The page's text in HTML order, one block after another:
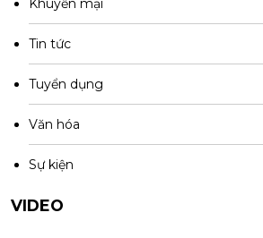
Khuyến mại
Tin tức
Tuyển dụng
Văn hóa
Sự kiện
VIDEO